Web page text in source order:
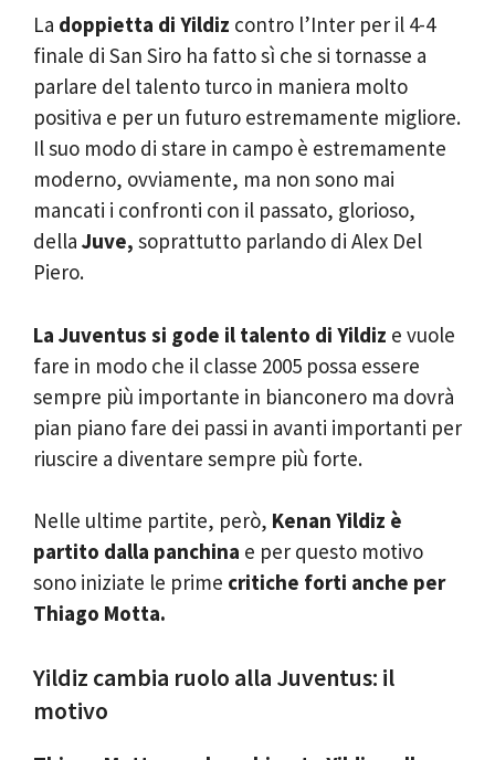
La doppietta di Yildiz contro l’Inter per il 4-4
finale di San Siro ha fatto sì che si tornasse a
parlare del talento turco in maniera molto
positiva e per un futuro estremamente migliore.
Il suo modo di stare in campo è estremamente
moderno, ovviamente, ma non sono mai
mancati i confronti con il passato, glorioso,
della Juve, soprattutto parlando di Alex Del
Piero.
La Juventus si gode il talento di Yildiz e vuole
fare in modo che il classe 2005 possa essere
sempre più importante in bianconero ma dovrà
pian piano fare dei passi in avanti importanti per
riuscire a diventare sempre più forte.
Nelle ultime partite, però, Kenan Yildiz è
partito dalla panchina e per questo motivo
sono iniziate le prime critiche forti anche per
Thiago Motta.
Yildiz cambia ruolo alla Juventus: il
motivo